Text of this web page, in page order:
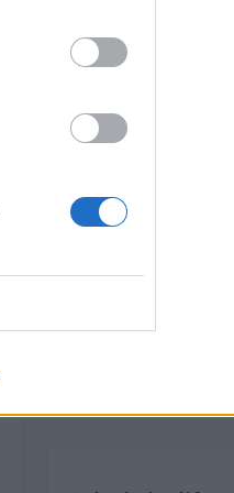
Calendarios
Calendario
Calendario
Calendario
Calendario de
Internacionales